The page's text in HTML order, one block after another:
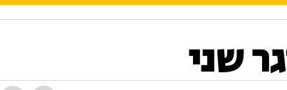
שני